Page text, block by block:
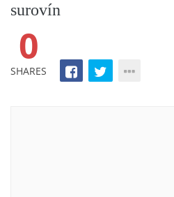
surovín
0
SHARES